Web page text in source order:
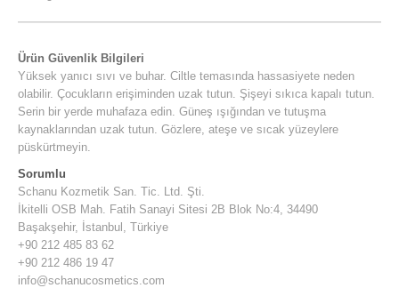
Ürün Güvenlik Bilgileri
Yüksek yanıcı sıvı ve buhar. Ciltle temasında hassasiyete neden
olabilir. Çocukların erişiminden uzak tutun. Şişeyi sıkıca kapalı tutun.
Serin bir yerde muhafaza edin. Güneş ışığından ve tutuşma
kaynaklarından uzak tutun. Gözlere, ateşe ve sıcak yüzeylere
püskürtmeyin.
Sorumlu
Schanu Kozmetik San. Tic. Ltd. Şti.
İkitelli OSB Mah. Fatih Sanayi Sitesi 2B Blok No:4, 34490
Başakşehir, İstanbul, Türkiye
+90 212 485 83 62
+90 212 486 19 47
info@schanucosmetics.com